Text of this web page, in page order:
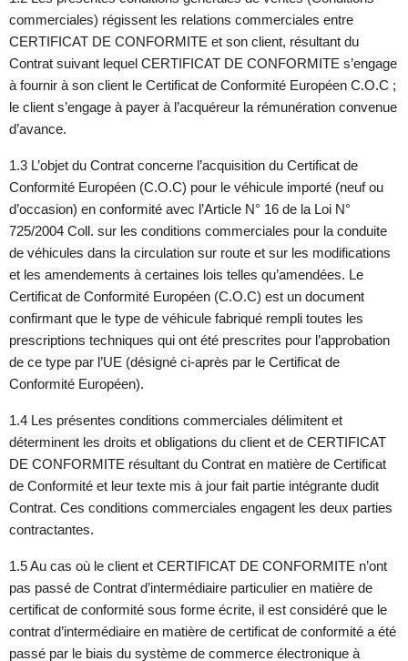
commerciales) régissent les relations commerciales entre
CERTIFICAT DE CONFORMITE et son client, résultant du
Contrat suivant lequel CERTIFICAT DE CONFORMITE s’engage
à fournir à son client le Certificat de Conformité Européen C.O.C ;
le client s’engage à payer à l’acquéreur la rémunération convenue
d’avance.
1.3 L’objet du Contrat concerne l’acquisition du Certificat de
Conformité Européen (C.O.C) pour le véhicule importé (neuf ou
d’occasion) en conformité avec l’Article N° 16 de la Loi N°
725/2004 Coll. sur les conditions commerciales pour la conduite
de véhicules dans la circulation sur route et sur les modifications
et les amendements à certaines lois telles qu’amendées. Le
Certificat de Conformité Européen (C.O.C) est un document
confirmant que le type de véhicule fabriqué rempli toutes les
prescriptions techniques qui ont été prescrites pour l’approbation
de ce type par l’UE (désigné ci-après par le Certificat de
Conformité Européen).
1.4 Les présentes conditions commerciales délimitent et
déterminent les droits et obligations du client et de CERTIFICAT
DE CONFORMITE résultant du Contrat en matière de Certificat
de Conformité et leur texte mis à jour fait partie intégrante dudit
Contrat. Ces conditions commerciales engagent les deux parties
contractantes.
1.5 Au cas où le client et CERTIFICAT DE CONFORMITE n’ont
pas passé de Contrat d’intermédiaire particulier en matière de
certificat de conformité sous forme écrite, il est considéré que le
contrat d’intermédiaire en matière de certificat de conformité a été
passé par le biais du système de commerce électronique à